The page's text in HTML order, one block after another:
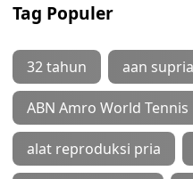
Tag Populer
32 tahun aan
ABN Amro World Tennis
alat reproduksi pria